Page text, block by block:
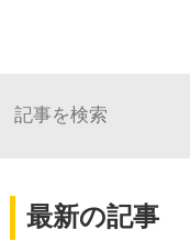
最新の記事